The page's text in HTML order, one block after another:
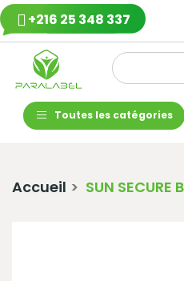
+216 25 348 337
Toutes les catégories
Accueil SUN